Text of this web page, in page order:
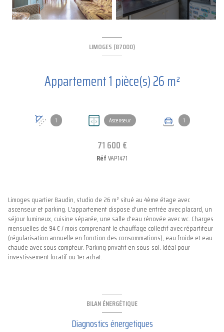
LIMOGES (87000)
Appartement 1 pièce(s) 26 m²
1 Ascenseur 1
71 600 €
RéfVAP1471
Limoges quartier Baudin, studio de 26 m² situé au 4ème étage avec
ascenseur et parking. L'appartement dispose d'une entrée avec placard, un
séjour lumineux, cuisine séparée, une salle d'eau rénovée avec wc. Charges
mensuelles de 94 € / mois comprenant le chauffage collectif avec répartiteur
(régularisation annuelle en fonction des consommations), eau froide et eau
chaude avec sous compteur. Parking privatif en sous-sol. Idéal pour
investissement locatif ou 1er achat.
BILAN ÉNERGÉTIQUE
Diagnostics énergetiques